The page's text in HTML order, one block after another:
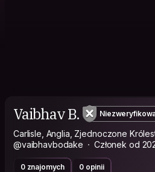
Vaibhav B.
Carlisle, Anglia, Zjednoczone
@vaibhavbodake
Członek od
0 znajomych 0 opinii